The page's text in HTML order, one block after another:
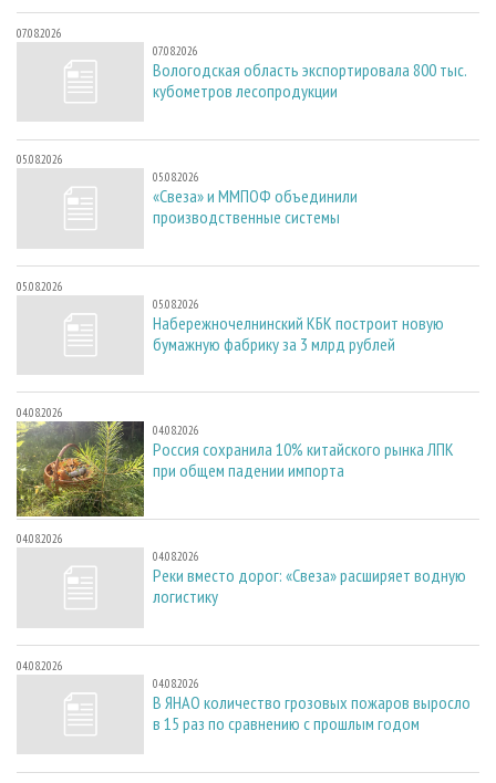
07.08.2026
07.08.2026
Вологодская область экспортировала 800 тыс.
кубометров лесопродукции
05.08.2026
05.08.2026
«Свеза» и ММПОФ объединили
производственные системы
05.08.2026
05.08.2026
Набережночелнинский КБК построит новую
бумажную фабрику за 3 млрд рублей
04.08.2026
04.08.2026
Россия сохранила 10% китайского рынка ЛПК
при общем падении импорта
04.08.2026
04.08.2026
Реки вместо дорог: «Свеза» расширяет водную
логистику
04.08.2026
04.08.2026
В ЯНАО количество грозовых пожаров выросло
в 15 раз по сравнению с прошлым годом